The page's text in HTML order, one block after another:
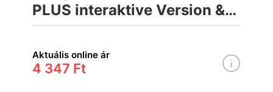
PLUS interaktive Version &
App Munkafüzet
Aktuális online ár
4 347 Ft